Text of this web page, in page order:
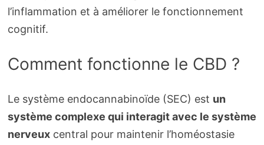
l’inflammation et à améliorer le fonctionnement
cognitif.
Comment fonctionne le CBD ?
Le système endocannabinoïde (SEC) est un
système complexe qui interagit avec le système
nerveuxcentral pour maintenir l’homéostasie